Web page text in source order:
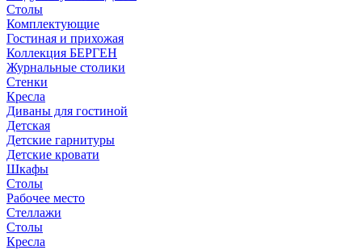
Столы
Комплектующие
Гостиная и прихожая
Коллекция БЕРГЕН
Журнальные столики
Стенки
Кресла
Диваны для гостиной
Детская
Детские гарнитуры
Детские кровати
Шкафы
Столы
Рабочее место
Стеллажи
Столы
Кресла